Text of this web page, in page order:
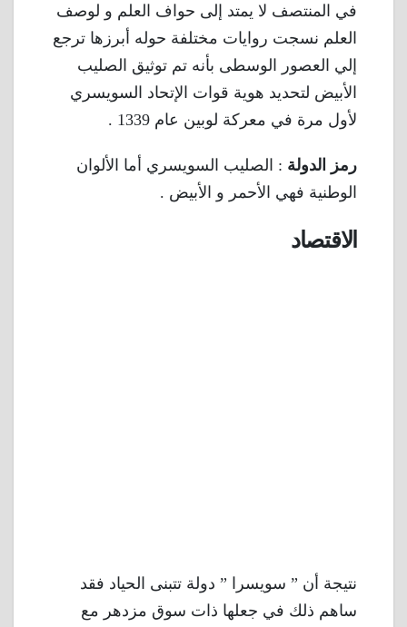
في المنتصف لا يمتد إلى حواف العلم و لوصف
العلم نسجت روايات مختلفة حوله أبرزها ترجع
إلي العصور الوسطى بأنه تم توثيق الصليب
الأبيض لتحديد هوية قوات الإتحاد السويسري
لأول مرة في معركة لوبين عام 1339 .
رمز الدولة : الصليب السويسري أما الألوان
الوطنية فهي الأحمر و الأبيض .
الاقتصاد
نتيجة أن ” سويسرا ” دولة تتبنى الحياد فقد
ساهم ذلك في جعلها ذات سوق مزدهر مع